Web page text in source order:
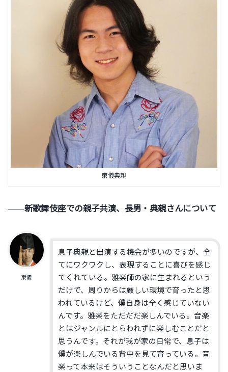
東儀典親
――新歌舞伎座での親子共演、長男・典親さんについて
東儀
息子典親と出演する機会が多いのですが、全
てにワクワクし、表現することに喜びを感じ
てくれている。雅楽師の家に生まれるという
だけで、周りからは厳しい環境で育ったと思
われているけど、僕自身は全く感じていない
んです。雅楽をただだだ楽しんでいる。音楽
とはジャンルにとらわれずに楽しむことだと
思うんです。それが我が家の日常で、息子は
僕が楽しんでいる背中を見て育っている。音
楽って本来はそういうことなんだと思いま